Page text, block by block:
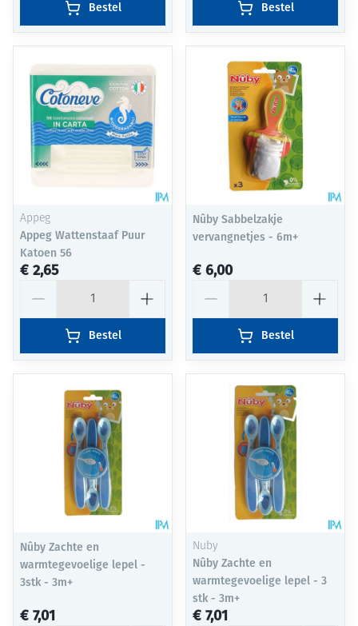
Bestel Bestel
Appeg
Appeg Wattenstaaf Puur
Katoen 56
€ 2,65
Bestel
Nûby Sabbelzakje
vervangnetjes - 6m+
€ 6,00
Bestel
Nûby Zachte en
warmtegevoelige lepel -
3stk - 3m+
€ 7,01
Nuby
Nûby Zachte en
warmtegevoelige lepel - 3
stk - 3m+
€ 7,01